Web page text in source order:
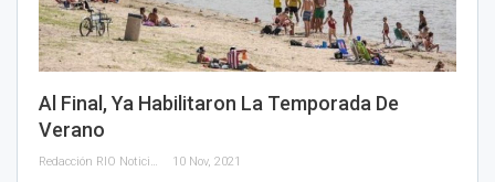
Al Final, Ya Habilitaron La Temporada De
Verano
Redacción RIO Noticias 10 Nov, 2021